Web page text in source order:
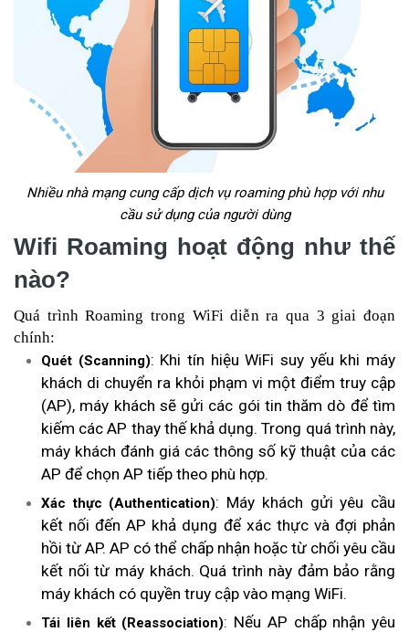
Nhiều nhà mạng cung cấp dịch vụ roaming phù hợp với nhu
cầu sử dụng của người dùng
Wifi Roaming hoạt động như thế
nào?
Quá trình Roaming trong WiFi diễn ra qua 3 giai đoạn
chính:
Quét (Scanning): Khi tín hiệu WiFi suy yếu khi máy
khách di chuyển ra khỏi phạm vi một điểm truy cập
(AP), máy khách sẽ gửi các gói tin thăm dò để tìm
kiếm các AP thay thế khả dụng. Trong quá trình này,
máy khách đánh giá các thông số kỹ thuật của các
AP để chọn AP tiếp theo phù hợp.
Xác thực (Authentication): Máy khách gửi yêu cầu
kết nối đến AP khả dụng để xác thực và đợi phản
hồi từ AP. AP có thể chấp nhận hoặc từ chối yêu cầu
kết nối từ máy khách. Quá trình này đảm bảo rằng
máy khách có quyền truy cập vào mạng WiFi.
Tái liên kết (Reassociation): Nếu AP chấp nhận yêu